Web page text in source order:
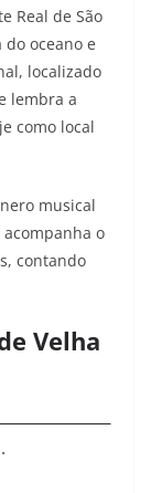
Real de São
oceano e
localizado
lembra a
como local
musical
o
contando
Velha